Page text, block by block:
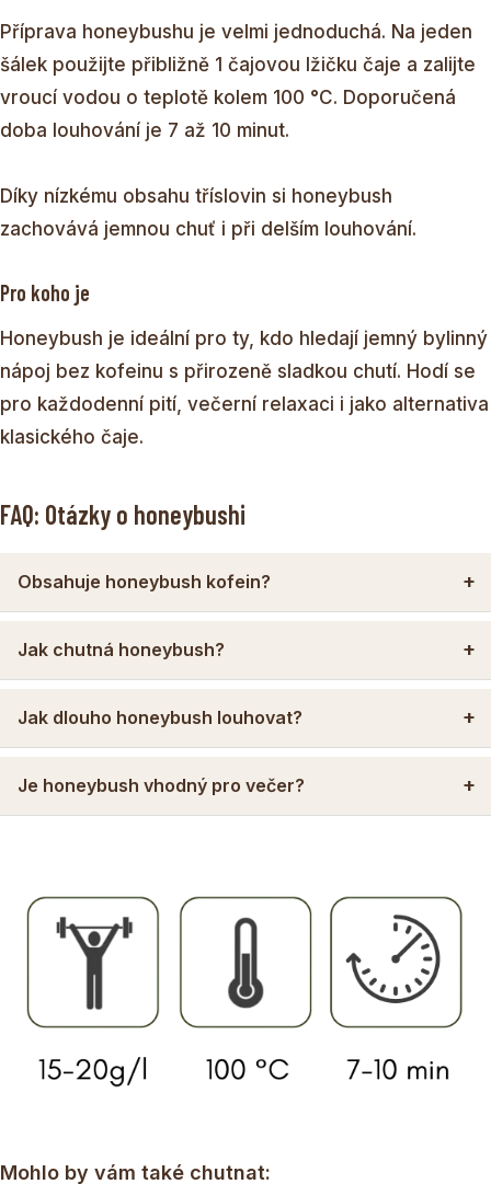
Příprava honeybushu je velmi jednoduchá. Na jeden
šálek použijte přibližně 1 čajovou lžičku čaje a zalijte
vroucí vodou o teplotě kolem 100 °C. Doporučená
doba louhování je 7 až 10 minut.
Díky nízkému obsahu tříslovin si honeybush
zachovává jemnou chuť i při delším louhování.
Pro koho je
Honeybush je ideální pro ty, kdo hledají jemný bylinný
nápoj bez kofeinu s přirozeně sladkou chutí. Hodí se
pro každodenní pití, večerní relaxaci i jako alternativa
klasického čaje.
FAQ: Otázky o honeybushi
Obsahuje honeybush kofein?
Jak chutná honeybush?
Jak dlouho honeybush louhovat?
Je honeybush vhodný pro večer?
Mohlo by vám také chutnat: